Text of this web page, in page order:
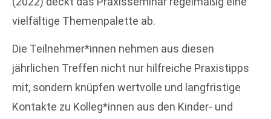
vielfältige Themenpalette ab.
Die Teilnehmer*innen nehmen aus diesen
jährlichen Treffen nicht nur hilfreiche Praxistipps
mit, sondern knüpfen wertvolle und langfristige
Kontakte zu Kolleg*innen aus den Kinder- und